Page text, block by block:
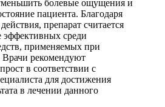
болевые ощущения и
пациента. Благодаря
препарат считается
эффективных среди
применяемых при
Врачи рекомендуют
в соответствии с
для достижения
в лечении данного